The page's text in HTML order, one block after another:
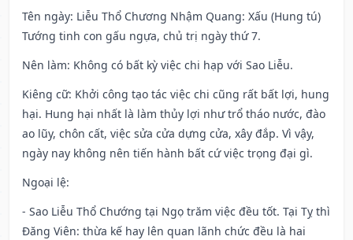
Tên ngày: Liễu Thổ Chương Nhậm Quang: Xấu (Hung tú)
Tướng tinh con gấu ngựa, chủ trị ngày thứ 7.
Nên làm: Không có bất kỳ việc chi hạp với Sao Liễu.
Kiêng cữ: Khởi công tạo tác việc chi cũng rất bất lợi, hung
hại. Hung hại nhất là làm thủy lợi như trổ tháo nước, đào
ao lũy, chôn cất, việc sửa cửa dựng cửa, xây đắp. Vì vậy,
ngày nay không nên tiến hành bất cứ việc trọng đại gì.
Ngoại lệ:
- Sao Liễu Thổ Chướng tại Ngọ trăm việc đều tốt. Tại Tỵ thì
Đăng Viên: thừa kế hay lên quan lãnh chức đều là hai